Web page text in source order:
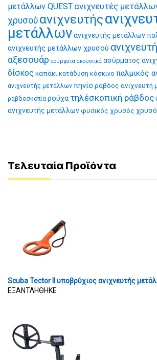
μετάλλων QUEST ανιχνευτές
χρυσού ανιχνευτής
μετάλλωνανιχνευτής μετάλλων
ανιχνευτής μετάλλων χρυσού
αξεσουάρ ασύρματα ακουστικά ασύρματος
δίσκος καπάκι κατάδυση κόσκινο παλμικός
ανιχνευτής μετάλλων πηνίο ράβδος ανιχνευτή
ραβδοσκοπία ρούχα τηλέσκοπική ράβδος
ανιχνευτής μετάλλωνφυσικός χρυσός
Τελευταία Προϊόντα
Scuba Tector II υποβρύχιος ανιχνευτής
ΕΞΑΝΤΛΗΘΗΚΕ